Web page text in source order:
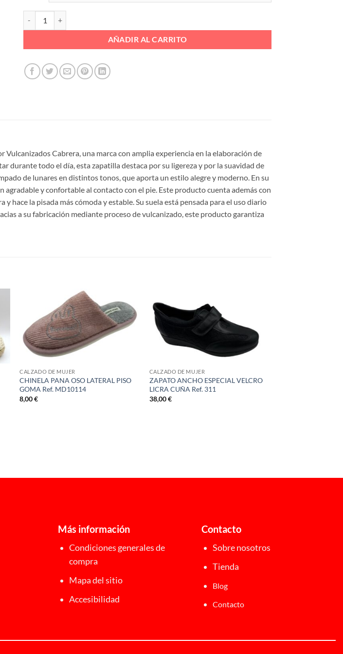
AÑADIR AL CARRITO
Cabrera, una marca con amplia experiencia en la elaboración de
durante todo el día, esta zapatilla destaca por su ligereza y por la suavidad de
de lunares en distintos tonos, que aporta un estilo alegre y moderno. En su
y confortable al contacto con el pie. Este producto cuenta además con
hace la pisada más cómoda y estable. Su suela está pensada para el uso diario
a su fabricación mediante proceso de vulcanizado, este producto garantiza
CALZADO DE MUJER
CHINELA PANA OSO LATERAL PISO
GOMA Ref. MD10114
8,00€
CALZADO DE MUJER
ZAPATO ANCHO ESPECIAL VELCRO
LICRA CUÑA Ref. 311
38,00€
Más información
Condiciones generales de
compra
Mapa del sitio
Accesibilidad
Contacto
Sobre nosotros
Tienda
Blog
Contacto